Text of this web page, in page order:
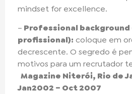
mindset for excellence.
– Professional
profissional): coloque em
decrescente. O segredo é
motivos para um recrutador
Magazine Niterói, Rio de
Jan2002 – Oct 2007